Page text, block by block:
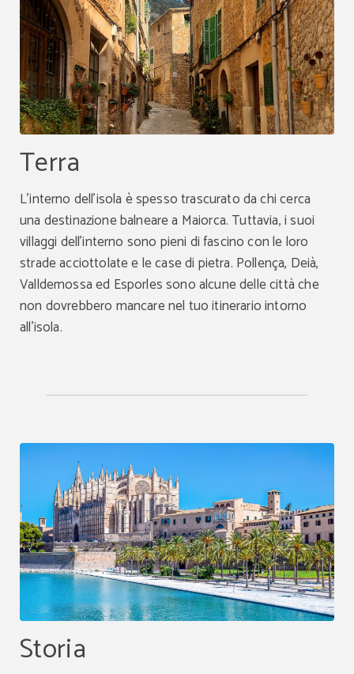
Terra
L'interno dell'isola è spesso trascurato da chi cerca
una destinazione balneare a Maiorca. Tuttavia, i suoi
villaggi dell'interno sono pieni di fascino con le loro
strade acciottolate e le case di pietra. Pollença, Deià,
Valldemossa ed Esporles sono alcune delle città che
non dovrebbero mancare nel tuo itinerario intorno
all'isola.
Storia